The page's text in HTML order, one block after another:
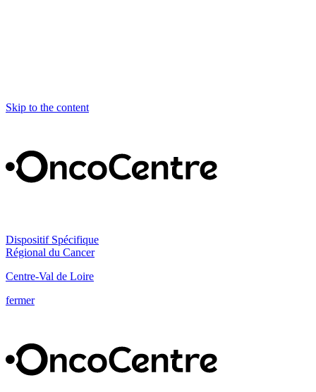
Skip to the content
Dispositif Spécifique
Régional du Cancer
Centre-Val de Loire
fermer